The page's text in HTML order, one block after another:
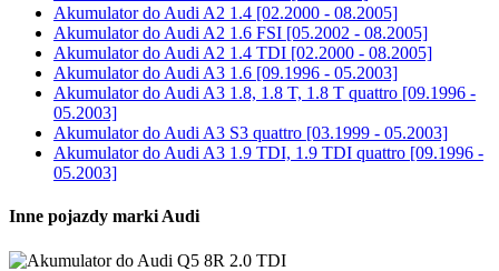
Akumulator do Audi A2 1.4 [02.2000 - 08.2005]
Akumulator do Audi A2 1.6 FSI [05.2002 - 08.2005]
Akumulator do Audi A2 1.4 TDI [02.2000 - 08.2005]
Akumulator do Audi A3 1.6 [09.1996 - 05.2003]
Akumulator do Audi A3 1.8, 1.8 T, 1.8 T quattro [09.1996 -
05.2003]
Akumulator do Audi A3 S3 quattro [03.1999 - 05.2003]
Akumulator do Audi A3 1.9 TDI, 1.9 TDI quattro [09.1996 -
05.2003]
Inne pojazdy marki Audi